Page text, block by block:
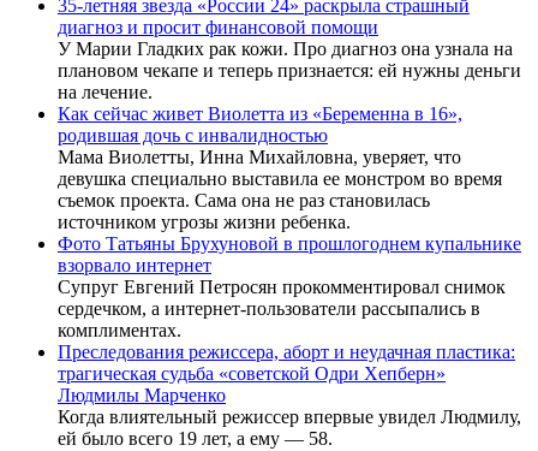
35-летняя звезда «России 24» раскрыла страшный
диагноз и просит финансовой помощи
У Марии Гладких рак кожи. Про диагноз она узнала на
плановом чекапе и теперь признается: ей нужны деньги
на лечение.
Как сейчас живет Виолетта из «Беременна в 16»,
родившая дочь с инвалидностью
Мама Виолетты, Инна Михайловна, уверяет, что
девушка специально выставила ее монстром во время
съемок проекта. Сама она не раз становилась
источником угрозы жизни ребенка.
Фото Татьяны Брухуновой в прошлогоднем купальнике
взорвало интернет
Супруг Евгений Петросян прокомментировал снимок
сердечком, а интернет-пользователи рассыпались в
комплиментах.
Преследования режиссера, аборт и неудачная пластика:
трагическая судьба «советской Одри Хепберн»
Людмилы Марченко
Когда влиятельный режиссер впервые увидел Людмилу,
ей было всего 19 лет, а ему — 58.